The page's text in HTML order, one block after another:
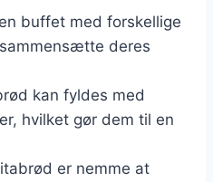
buffet med forskellige
deres
kan fyldes med
hvilket gør dem til en
er nemme at